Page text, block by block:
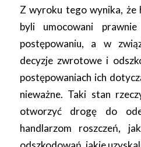
Z wyroku tego wynika, że
byli umocowani
postępowaniu, a w
decyzje zwrotowe i
postępowaniach ich
nieważne. Taki stan
otworzyć drogę do
handlarzom roszczeń,